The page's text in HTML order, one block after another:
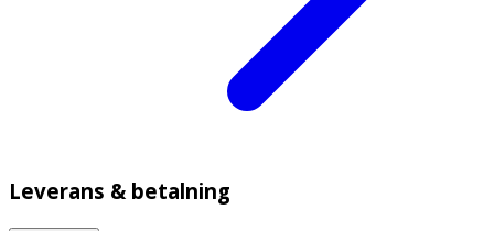
Leverans & betalning